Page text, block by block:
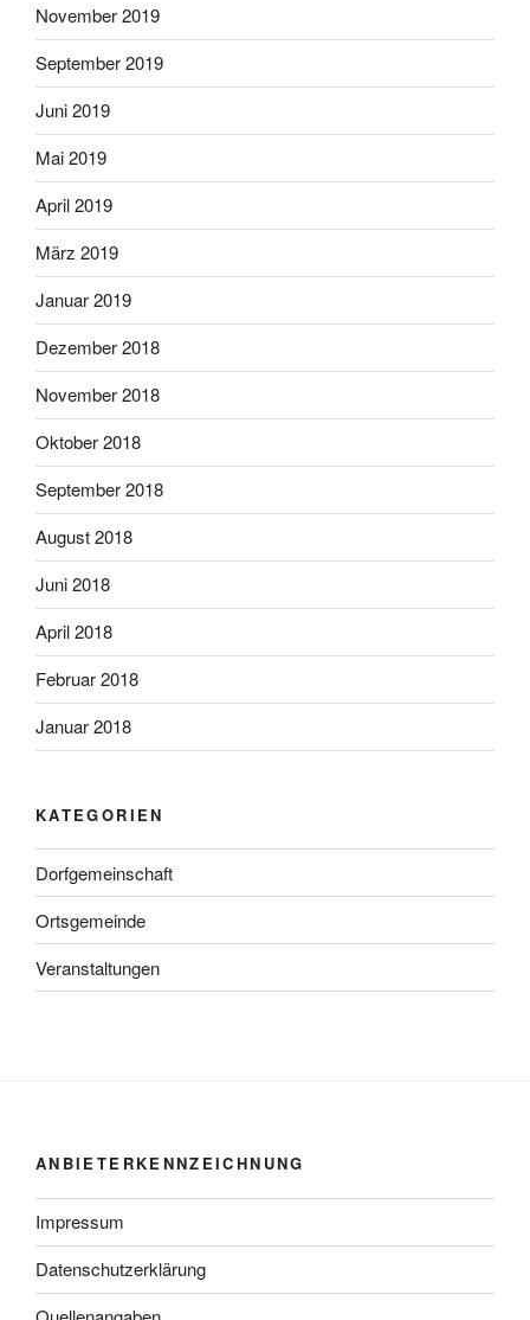
November 2019
September 2019
Juni 2019
Mai 2019
April 2019
März 2019
Januar 2019
Dezember 2018
November 2018
Oktober 2018
September 2018
August 2018
Juni 2018
April 2018
Februar 2018
Januar 2018
KATEGORIEN
Dorfgemeinschaft
Ortsgemeinde
Veranstaltungen
ANBIETERKENNZEICHNUNG
Impressum
Datenschutzerklärung